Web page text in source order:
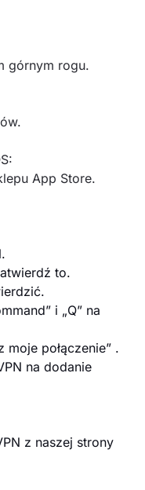
górnym rogu.
App Store.
to.
i „Q” na
połączenie” .
na dodanie
z naszej strony